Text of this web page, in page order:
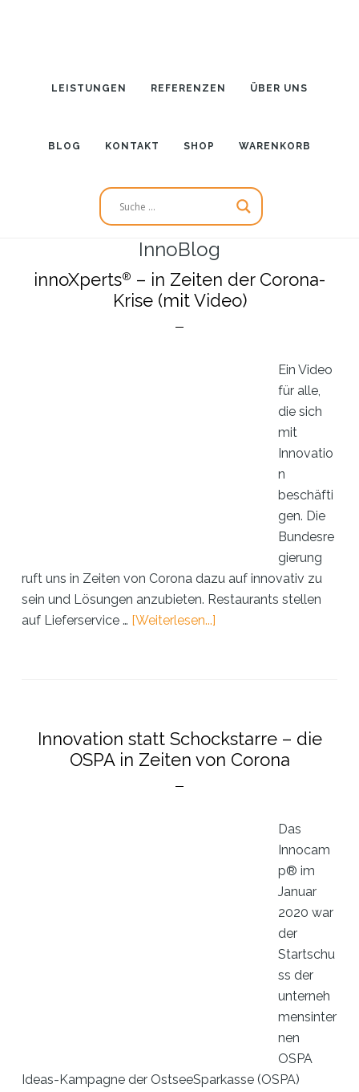
LEISTUNGEN REFERENZEN ÜBER UNS
BLOG KONTAKT SHOP WARENKORB
InnoBlog
innoXperts® – in Zeiten der Corona-
Krise (mit Video)
Ein Video
für alle,
die sich
mit
Innovatio
n
beschäfti
gen. Die
Bundesre
gierung
ruft uns in Zeiten von Corona dazu auf innovativ zu
sein und Lösungen anzubieten. Restaurants stellen
auf Lieferservice … [Weiterlesen...]
Krise
(mit
Innovation statt Schockstarre – die
OSPA in Zeiten von Corona
Das
Innocam
p® im
Januar
2020 war
der
Startschu
ss der
unterneh
mensinter
nen
OSPA
Ideas-Kampagne der OstseeSparkasse (OSPA)